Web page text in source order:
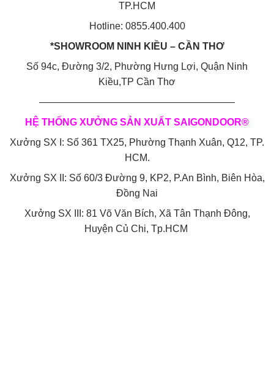
TP.HCM
Hotline: 0855.400.400
*SHOWROOM NINH KIỀU – CẦN THƠ
Số 94c, Đường 3/2, Phường Hưng Lợi, Quận Ninh
Kiều,TP Cần Thơ
————————————————————
HỆ THỐNG XƯỞNG SẢN XUẤT SAIGONDOOR®
Xưởng SX I: Số 361 TX25, Phường Thạnh Xuân, Q12, TP.
HCM.
Xưởng SX II: Số 60/3 Đường 9, KP2, P.An Bình, Biên Hòa,
Đồng Nai
Xưởng SX III: 81 Võ Văn Bích, Xã Tân Thạnh Đông,
Huyện Củ Chi, Tp.HCM